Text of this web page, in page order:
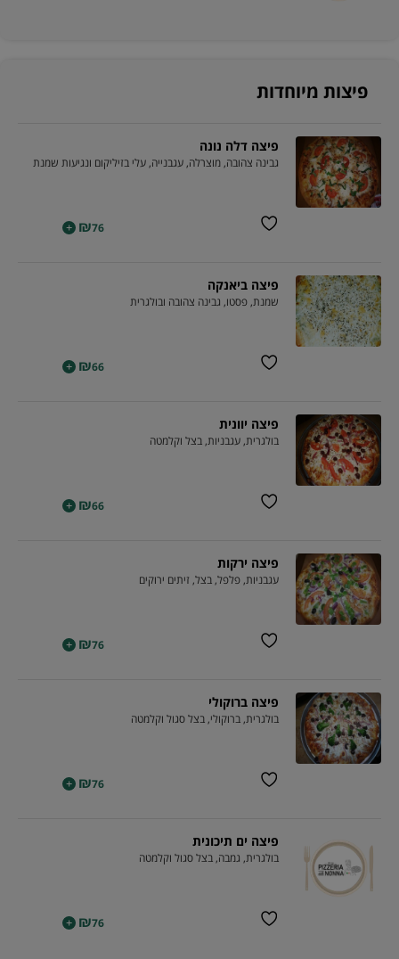
פיצות מיוחדות
פיצה דלה נונה
גבינה צהובה, מוצרלה, עגבנייה, עלי בזיליקום ונגיעות שמנת
₪76
+
פיצה ביאנקה
שמנת, פסטו, גבינה צהובה ובולגרית
₪66
+
פיצה יוונית
בולגרית, עגבניות, בצל וקלמטה
₪66
+
פיצה ירקות
עגבניות, פלפל, בצל, זיתים ירוקים
₪76
+
פיצה ברוקולי
בולגרית, ברוקולי, בצל סגול וקלמטה
₪76
+
פיצה ים תיכונית
בולגרית, גמבה, בצל סגול וקלמטה
₪76
+